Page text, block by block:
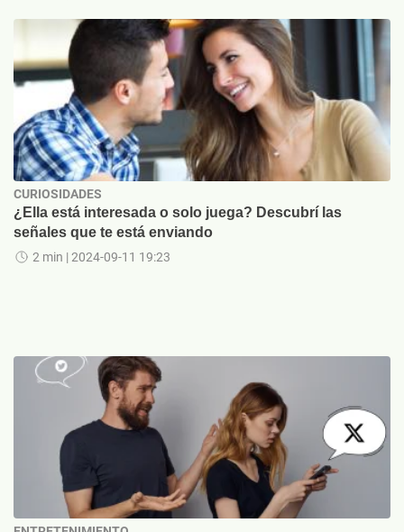
CURIOSIDADES
¿Ella está interesada o solo juega? Descubrí las
señales que te está enviando
2 min | 2024-09-11 19:23